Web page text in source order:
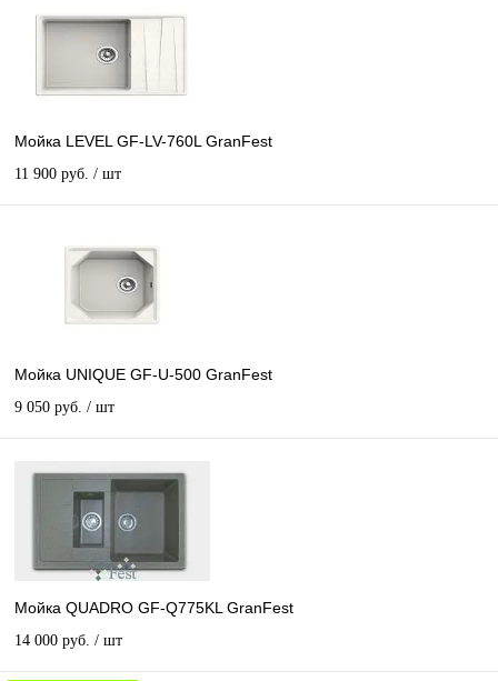
Мойка LEVEL GF-LV-760L GranFest
11 900 руб. / шт
Мойка UNIQUE GF-U-500 GranFest
9 050 руб. / шт
Мойка QUADRO GF-Q775KL GranFest
14 000 руб. / шт